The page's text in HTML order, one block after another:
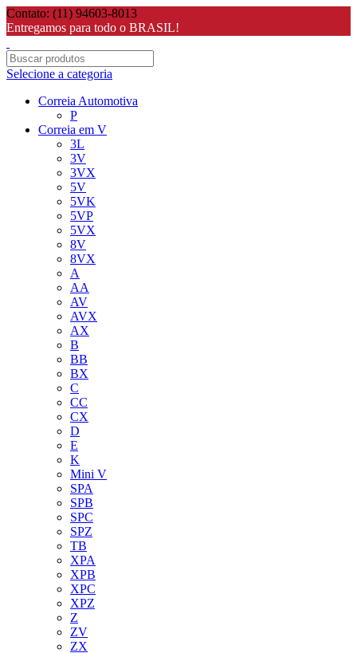
Contato: (11) 94603-8013
Entregamos para todo o BRASIL!
Selecione a categoria
Correia Automotiva
P
Correia em V
3L
3V
3VX
5V
5VK
5VP
5VX
8V
8VX
A
AA
AV
AVX
AX
B
BB
BX
C
CC
CX
D
E
K
Mini V
SPA
SPB
SPC
SPZ
TB
XPA
XPB
XPC
XPZ
Z
ZV
ZX